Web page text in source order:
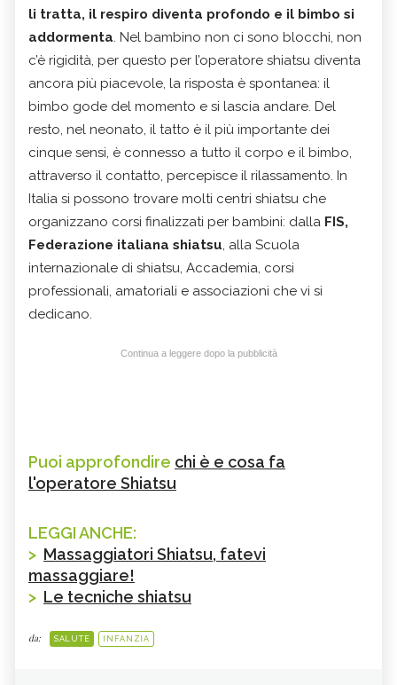
li tratta, il respiro diventa profondo e il bimbo si
addormenta. Nel bambino non ci sono blocchi, non
c’è rigidità, per questo per l’operatore shiatsu diventa
ancora più piacevole, la risposta è spontanea: il
bimbo gode del momento e si lascia andare. Del
resto, nel neonato, il tatto è il più importante dei
cinque sensi, è connesso a tutto il corpo e il bimbo,
attraverso il contatto, percepisce il rilassamento. In
Italia si possono trovare molti centri shiatsu che
organizzano corsi finalizzati per bambini: dalla FIS,
Federazione italiana shiatsu, alla Scuola
internazionale di shiatsu, Accademia, corsi
professionali, amatoriali e associazioni che vi si
dedicano.
Continua a leggere dopo la pubblicità
Puoi approfondire chi è e cosa fa
l'operatore Shiatsu
LEGGI ANCHE:
> Massaggiatori Shiatsu, fatevi
massaggiare!
> Le tecniche shiatsu
da: SALUTE INFANZIA